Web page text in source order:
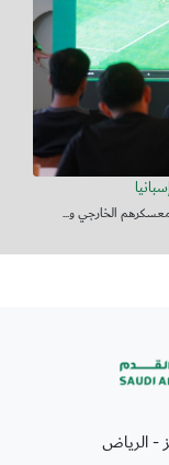
الخارجي و...
- الرياض